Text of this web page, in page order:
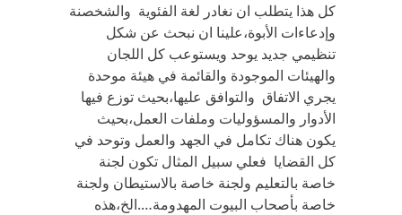
كل هذا يتطلب ان نغادر لغة الفئوية والشخصنة
وإدعاءات الأبوة،علينا ان نبحث عن شكل
تنظيمي جديد يوحد ويستوعب كل اللجان
والهيئات الموجودة والقائمة في هيئة موحدة
يجري الاتفاق والتوافق عليها،بحيث توزع فيها
الأدوار والمسؤوليات وملفات العمل،بحيث
يكون هناك تكامل في الجهد والعمل وتوحد في
كل القضايا فعلي سبيل المثال تكون لجنة
خاصة بالتعليم ولجنة خاصة بالاستيطان ولجنة
خاصة بأصحاب البيوت المهدومة….الخ،هذه